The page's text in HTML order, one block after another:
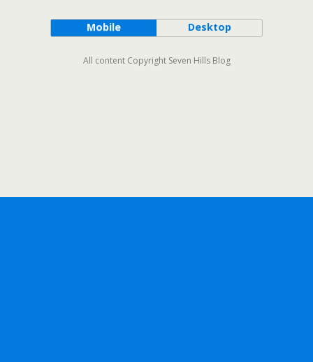
Mobile Desktop
All content Copyright Seven Hills Blog